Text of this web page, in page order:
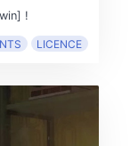
!
LICENCE